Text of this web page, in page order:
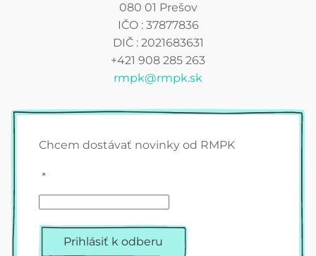
080 01 Prešov
IČO : 37877836
DIČ : 2021683631
+421 908 285 263
rmpk@rmpk.sk
Chcem dostávať novinky od RMPK
*
Prihlásiť k odberu